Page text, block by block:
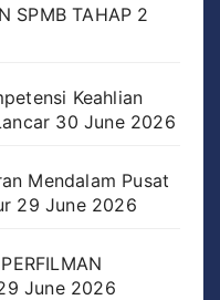
SPMB TAHAP 2
Keahlian
30 June 2026
Mendalam Pusat
29 June 2026
June 2026